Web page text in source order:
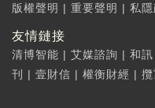
版權聲明 | 重要聲明 | 私
友情鏈接
清博智能 | 艾媒諮詢 | 和訊
刊
| 壹財信 | 權衡財經 |